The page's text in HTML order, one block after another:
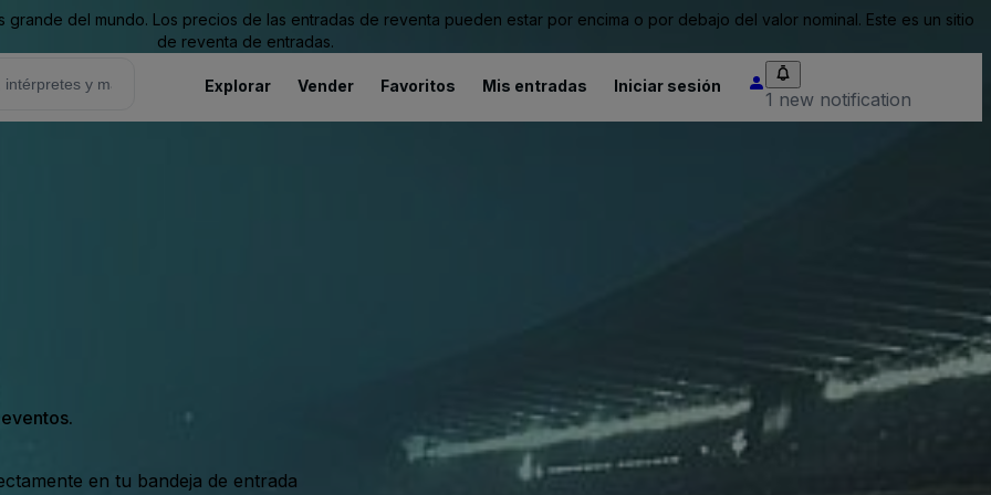
del mundo. Los precios de las entradas de reventa pueden estar por encima o por debajo del valor nominal. Este es un sitio
de reventa de entradas.
Explorar Vender Favoritos Mis entradas Iniciar sesión
1 new notification
en tu bandeja de entrada